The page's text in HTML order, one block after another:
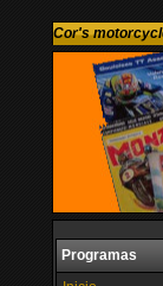
Cor's
Programas